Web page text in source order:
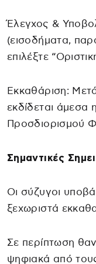
Έλεγχος &
(εισοδήματα,
επιλέξτε
Εκκαθάριση:
εκδίδεται άμεσα
Προσδιορισμού
Σημαντικές
Οι σύζυγοι
ξεχωριστά
Σε περίπτωση
ψηφιακά από